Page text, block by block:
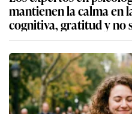
mantienen la calma en
cognitiva, gratitud y no